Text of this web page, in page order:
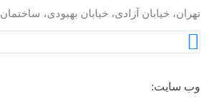
تهران، خیابان آزادی، خیابان بهبودی، ساختمان ۱۱۰
وب سایت: